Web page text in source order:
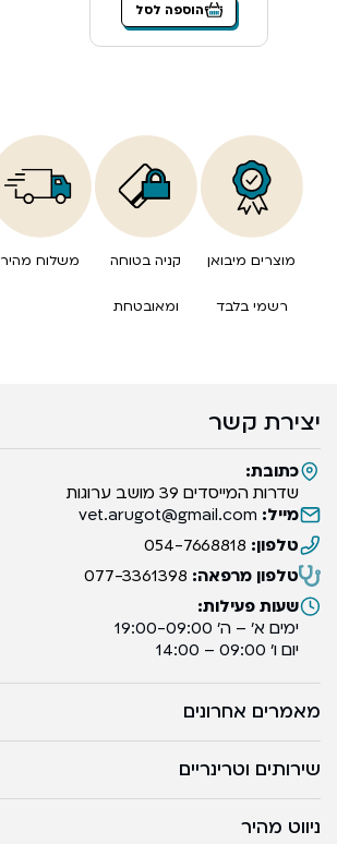
הוספה לסל
מוצרים מיבואן
רשמי בלבד
קניה בטוחה
ומאובטחת
משלוח מהיר
יצירת קשר
כתובת:
שדרות המייסדים 39 מושב ערוגות
מייל: vet.arugot@gmail.com
טלפון: 054-7668818
טלפון מרפאה: 077-3361398
שעות פעילות:
ימים א’ – ה’ 19:00-09:00
יום ו’ 09:00 – 14:00
מאמרים אחרונים
שירותים וטרינריים
ניווט מהיר